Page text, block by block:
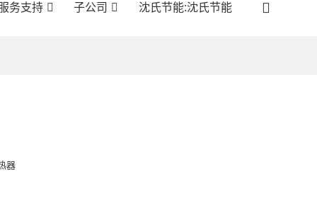
务支持 子公司 沈氏节能:沈氏节能
器